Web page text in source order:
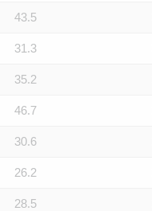
43.5
31.3
35.2
46.7
30.6
26.2
28.5